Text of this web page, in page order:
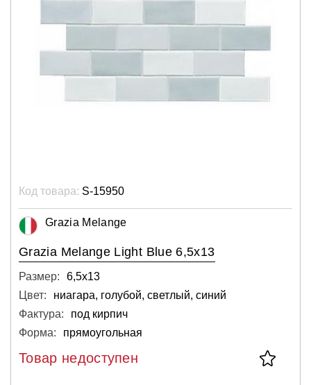
Код товара: S-15950
Grazia Melange
Grazia Melange Light Blue 6,5x13
Размер:
6,5х13
Цвет:
ниагара, голубой, светлый, синий
Фактура:
под кирпич
Форма:
прямоугольная
Товар недоступен